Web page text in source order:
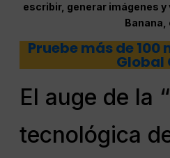
escribir, generar imágenes y
Banana,
Pruebe más de 100
Global
El auge de la
tecnológica